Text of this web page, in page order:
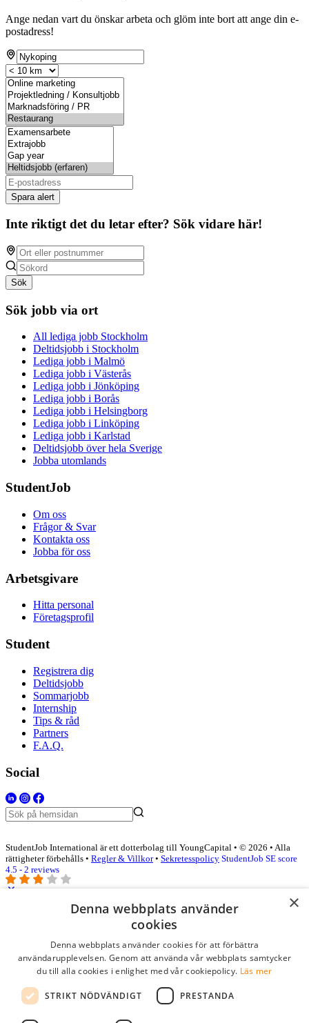
Ange nedan vart du önskar arbeta och glöm inte bort att ange din e-
postadress!
Spara alert
Inte riktigt det du letar efter? Sök vidare här!
Sök
Sök jobb via ort
All lediga jobb Stockholm
Deltidsjobb i Stockholm
Lediga jobb i Malmö
Lediga jobb i Västerås
Lediga jobb i Jönköping
Lediga jobb i Borås
Lediga jobb i Helsingborg
Lediga jobb i Linköping
Lediga jobb i Karlstad
Deltidsjobb över hela Sverige
Jobba utomlands
StudentJob
Om oss
Frågor & Svar
Kontakta oss
Jobba för oss
Arbetsgivare
Hitta personal
Företagsprofil
Student
Registrera dig
Deltidsjobb
Sommarjobb
Internship
Tips & råd
Partners
F.A.Q.
Social
StudentJob International är ett dotterbolag till YoungCapital • © 2026 • Alla
rättigheter förbehålls • Regler & Villkor• Sekretesspolicy StudentJob SE score
4.5 - 2 reviews
Logga in som företag
Lösenord
kom ihåg mig
×
Denna webbplats använder
cookies
Denna webbplats använder cookies för att förbättra
användarupplevelsen. Genom att använda vår webbplats samtycker
du till alla cookies i enlighet med vår cookiepolicy. Läs mer
STRIKT NÖDVÄNDIGT PRESTANDA